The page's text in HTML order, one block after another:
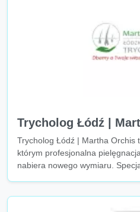
Trycholog Łódź |
Trycholog Łódź | Martha Orchis
którym profesjonalna
nabiera nowego wymiaru.